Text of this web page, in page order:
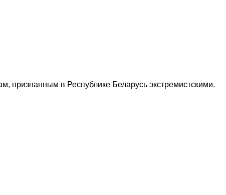
признанным в Республике Беларусь экстремистскими.